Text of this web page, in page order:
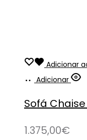
Adicionar
Adicionar
Sofá
1.375,00€